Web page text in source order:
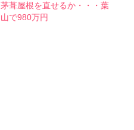
茅葺屋根を直せるか・・・葉
山で980万円